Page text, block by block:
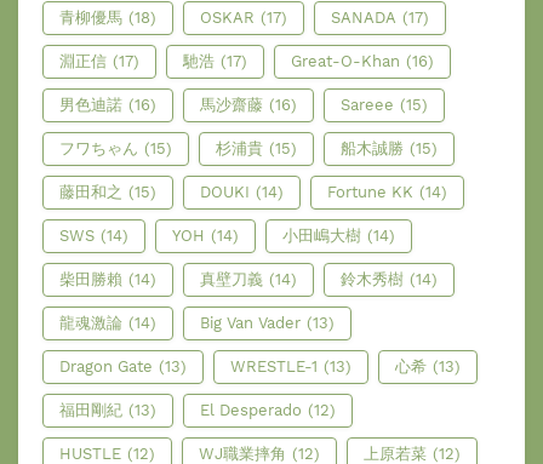
青柳優馬 (18) OSKAR (17) SANADA (17)
淵正信 (17) 馳浩 (17) Great-O-Khan (16)
男色迪諾 (16) 馬沙齋藤 (16) Sareee (15)
フワちゃん (15) 杉浦貴 (15) 船木誠勝 (15)
藤田和之 (15) DOUKI (14) Fortune KK (14)
SWS (14) YOH (14) 小田嶋大樹 (14)
柴田勝賴 (14) 真壁刀義 (14) 鈴木秀樹 (14)
龍魂激論 (14) Big Van Vader (13)
Dragon Gate (13) WRESTLE-1 (13) 心希 (13)
福田剛紀 (13) El Desperado (12)
HUSTLE (12) WJ職業摔角 (12) 上原若菜 (12)